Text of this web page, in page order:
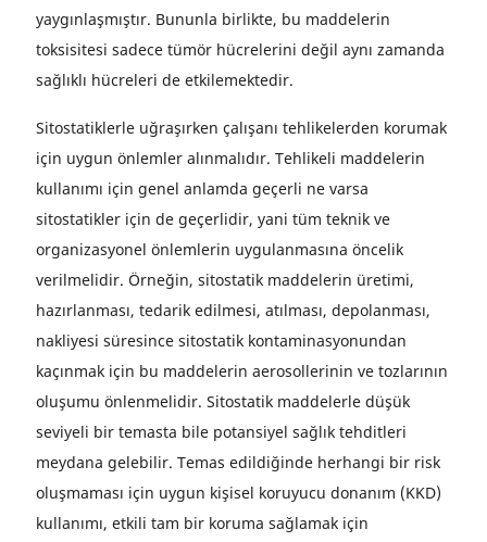
yaygınlaşmıştır. Bununla birlikte, bu maddelerin
toksisitesi sadece tümör hücrelerini değil aynı zamanda
sağlıklı hücreleri de etkilemektedir.
Sitostatiklerle uğraşırken çalışanı tehlikelerden korumak
için uygun önlemler alınmalıdır. Tehlikeli maddelerin
kullanımı için genel anlamda geçerli ne varsa
sitostatikler için de geçerlidir, yani tüm teknik ve
organizasyonel önlemlerin uygulanmasına öncelik
verilmelidir. Örneğin, sitostatik maddelerin üretimi,
hazırlanması, tedarik edilmesi, atılması, depolanması,
nakliyesi süresince sitostatik kontaminasyonundan
kaçınmak için bu maddelerin aerosollerinin ve tozlarının
oluşumu önlenmelidir. Sitostatik maddelerle düşük
seviyeli bir temasta bile potansiyel sağlık tehditleri
meydana gelebilir. Temas edildiğinde herhangi bir risk
oluşmaması için uygun kişisel koruyucu donanım (KKD)
kullanımı, etkili tam bir koruma sağlamak için